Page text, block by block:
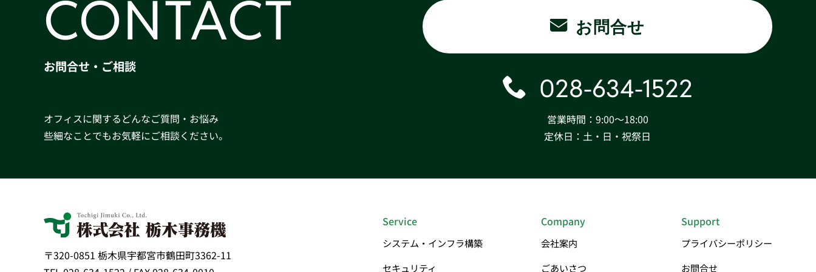
CONTACT
お問合せ・ご相談
オフィスに関するどんなご質問・お悩み
些細なことでもお気軽にご相談ください。
お問合せ
028-634-1522
営業時間：9:00〜18:00
定休日：土・日・祝祭日
〒320-0851 栃木県宇都宮市鶴田町3362-11
Service
システム・インフラ構築
セキュリティ
Company
会社案内
ごあいさつ
Support
プライバシーポリシー
お問合せ